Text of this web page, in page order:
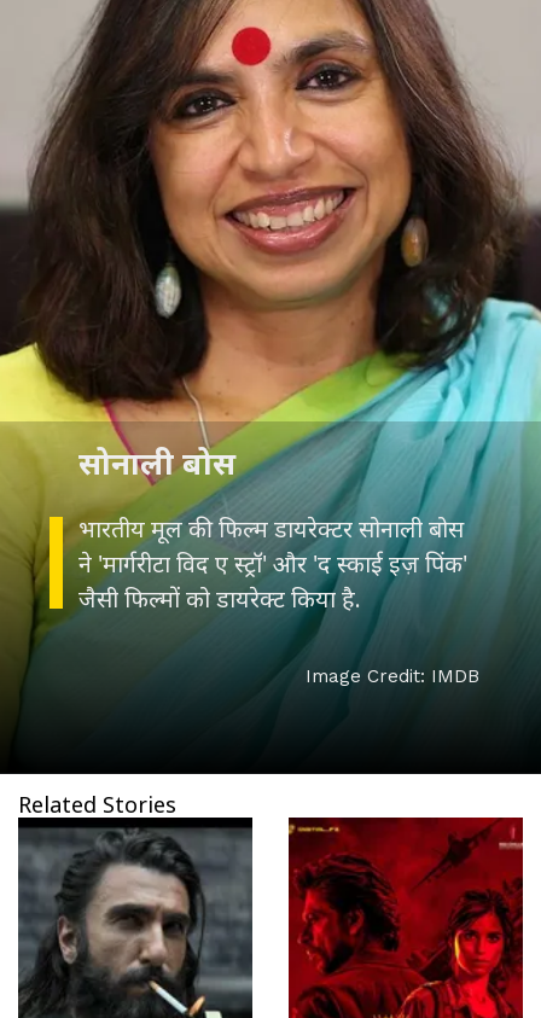
भारतीय मूल की फिल्म डायरेक्टर सोनाली बोस
ने 'मार्गरीटा विद ए स्ट्रॉ' और 'द स्काई इज़ पिंक'
जैसी फिल्मों को डायरेक्ट किया है.
सोनाली बोस
Image Credit: IMDB
Related Stories